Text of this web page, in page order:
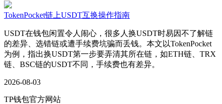
TokenPocket链上USDT互换操作指南
USDT在钱包闲置令人闹心，很多人换USDT时易因不了解链
的差异、选错链或遭手续费坑骗而丢钱。本文以TokenPocket
为例，指出换USDT第一步要弄清其所在链，如ETH链、TRX
链、BSC链的USDT不同，手续费也有差异。
2026-08-03
TP钱包官方网站